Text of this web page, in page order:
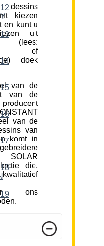
kiezen
en kunt u
uit
(lees:
of
doek
van de
van de
van de
van
komt in
die,
ons